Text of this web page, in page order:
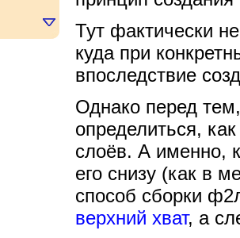
Тут фактически
куда при
впоследствие
Однако перед
определиться,
слоёв. А именно,
его снизу (как в
способ сборки
верхний хват, а